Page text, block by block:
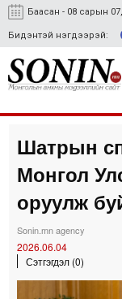
Баасан - 08 сарын
Бидэнтэй нэгдээрэй:
Шатрын
Монгол
оруулж
Sonin.mn agency
2026.06.04
Сэтгэгдэл (0)